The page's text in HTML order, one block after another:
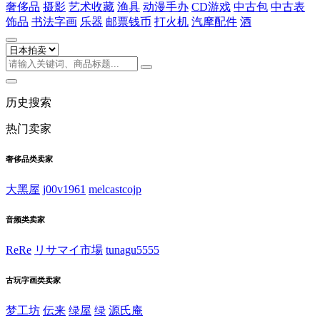
奢侈品 摄影 艺术收藏 渔具 动漫手办 CD游戏 中古包 中古表
饰品 书法字画 乐器 邮票钱币 打火机 汽摩配件 酒
历史搜索
热门卖家
奢侈品类卖家
大黑屋 j00v1961 melcastcojp
音频类卖家
ReRe リサマイ市場 tunagu5555
古玩字画类卖家
梦工坊 伝来 绿屋 绿 源氏庵